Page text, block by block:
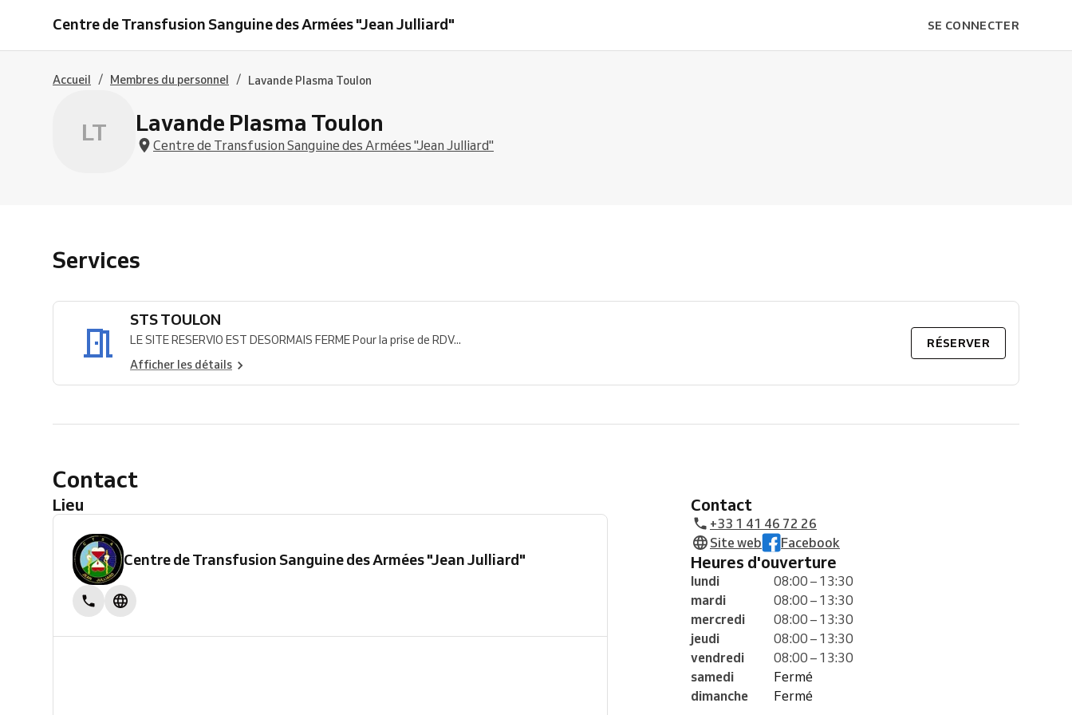
Centre de Transfusion Sanguine des Armées "Jean Julliard" SE CONNECTER
Accueil / Membres du personnel / Lavande Plasma Toulon
LT Lavande Plasma Toulon
Centre de Transfusion Sanguine des Armées "Jean Julliard"
Services
STS TOULON
LE SITE RESERVIO EST DESORMAIS FERME Pour la prise de RDV...
Afficher les détails
RÉSERVER
Contact
Lieu
Centre de Transfusion Sanguine des Armées "Jean Julliard"
Contact
+33 1 41 46 72 26
Site web
Facebook
Heures d'ouverture
lundi
08:00 – 13:30
mardi
08:00 – 13:30
mercredi
08:00 – 13:30
jeudi
08:00 – 13:30
vendredi
08:00 – 13:30
samedi
Fermé
dimanche
Fermé